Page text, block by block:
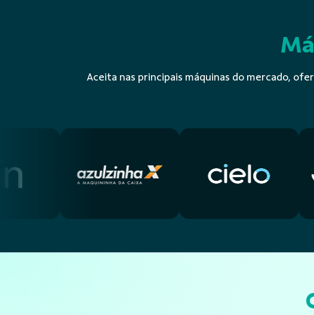
Aceita nas principais máquinas do mercado,